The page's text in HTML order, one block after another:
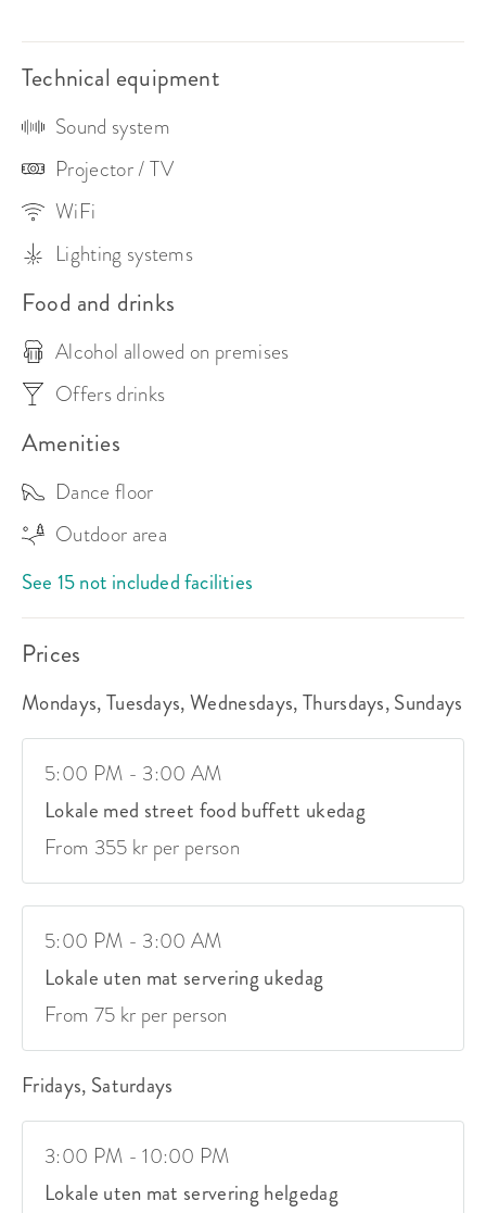
Technical equipment
Sound system
Projector / TV
WiFi
Lighting systems
Food and drinks
Alcohol allowed on premises
Offers drinks
Amenities
Dance floor
Outdoor area
See 15 not included facilities
Prices
Mondays, Tuesdays, Wednesdays, Thursdays, Sundays
5:00 PM - 3:00 AM
Lokale med street food buffett ukedag
From 355 kr per person
5:00 PM - 3:00 AM
Lokale uten mat servering ukedag
From 75 kr per person
Fridays, Saturdays
3:00 PM - 10:00 PM
Lokale uten mat servering helgedag